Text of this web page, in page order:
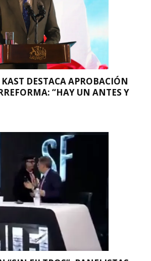
DESTACA APROBACIÓN
“HAY UN ANTES Y